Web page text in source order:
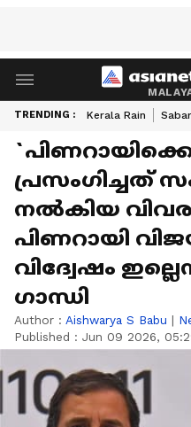
TRENDING : Kerala Rain
പ്രസംഗിച്ചത്
നൽകിയ
പിണറായി
വിദ്വേഷം
ഗാന്ധി
Author : Aishwarya S Babu |
Published : Jun 09 2026,